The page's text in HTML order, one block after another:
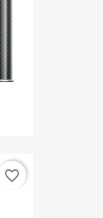
favorite_border